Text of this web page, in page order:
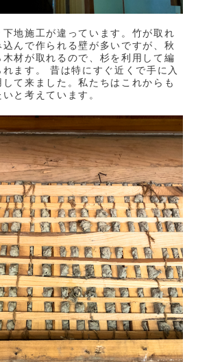
地施工が違っています。竹が取れ
んで作られる壁が多いですが、秋
材が取れるので、杉を利用して編
ます。 昔は特にすぐ近くで手に入
て来ました。私たちはこれからも
いと考えています。